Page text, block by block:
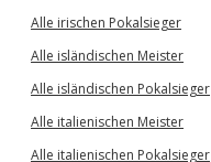
Alle irischen Pokalsieger
Alle isländischen Meister
Alle isländischen Pokalsieger
Alle italienischen Meister
Alle italienischen Pokalsieger